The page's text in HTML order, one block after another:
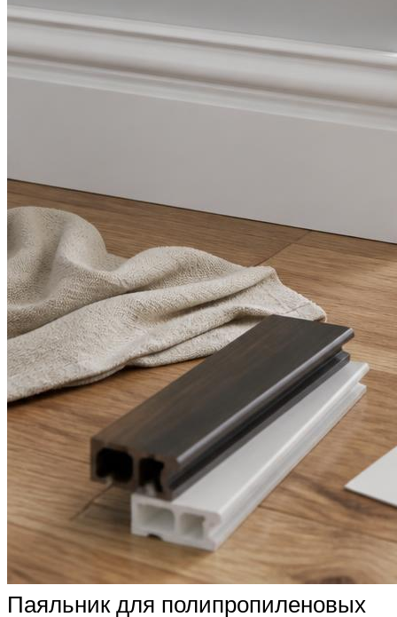
Паяльник для полипропиленовых